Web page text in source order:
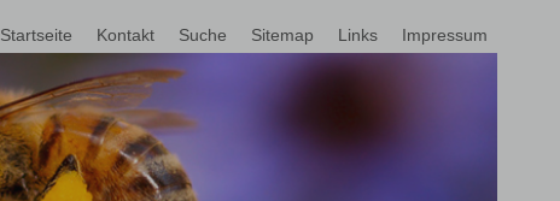
Startseite Kontakt Suche Sitemap Links Impressum